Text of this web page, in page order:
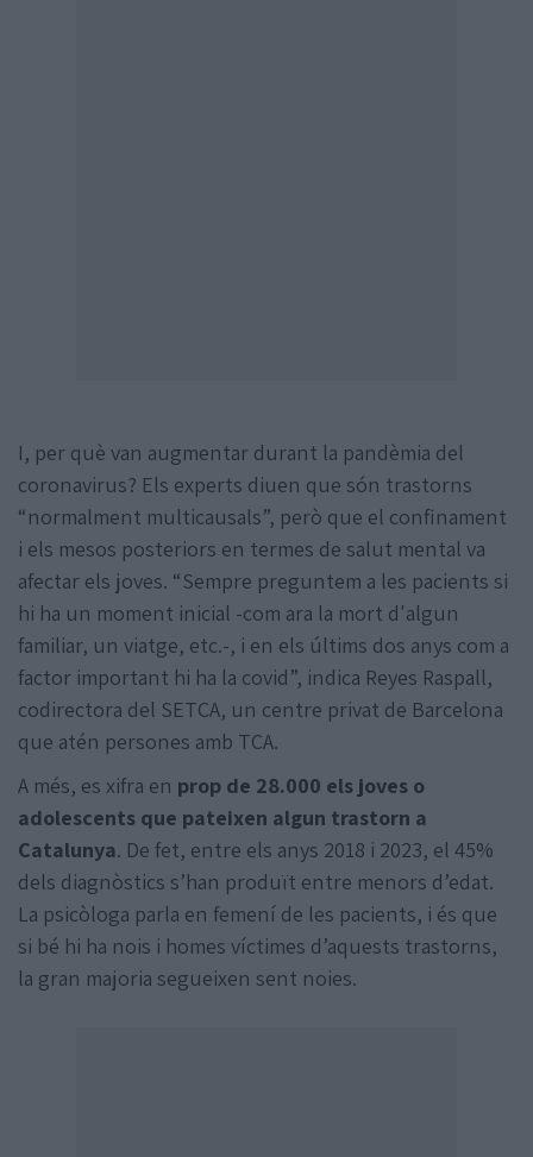
I, per què van augmentar durant la pandèmia del
coronavirus? Els experts diuen que són trastorns
“normalment multicausals”, però que el confinament
i els mesos posteriors en termes de salut mental va
afectar els joves. “Sempre preguntem a les pacients si
hi ha un moment inicial -com ara la mort d'algun
familiar, un viatge, etc.-, i en els últims dos anys com a
factor important hi ha la covid”, indica Reyes Raspall,
codirectora del SETCA, un centre privat de Barcelona
que atén persones amb TCA.
A més, es xifra en prop de 28.000 els joves o
adolescents que pateixen algun trastorn a
Catalunya. De fet, entre els anys 2018 i 2023, el 45%
dels diagnòstics s’han produït entre menors d’edat.
La psicòloga parla en femení de les pacients, i és que
si bé hi ha nois i homes víctimes d’aquests trastorns,
la gran majoria segueixen sent noies.